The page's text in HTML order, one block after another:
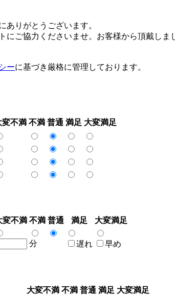
ありがとうございます。
にご協力くださいませ。お客様から頂戴し
ーに基づき厳格に管理しております。
変不満 不満 普通 満足 大変満足
変不満 不満 普通 満足 大変満足
分 遅れ 早め
大変不満 不満 普通 満足 大変満足